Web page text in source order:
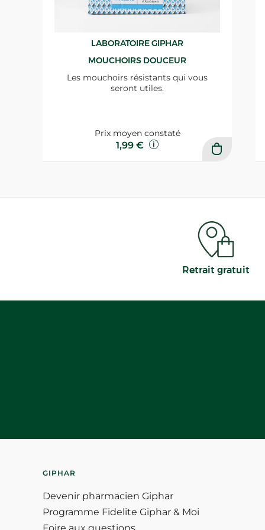
LABORATOIRE GIPHAR
MOUCHOIRS DOUCEUR
Les mouchoirs résistants qui vous
seront utiles.
Prix moyen constaté
1,99 €
Retrait gratuit
GIPHAR
Devenir pharmacien Giphar
Programme Fidelite Giphar & Moi
Foire aux questions